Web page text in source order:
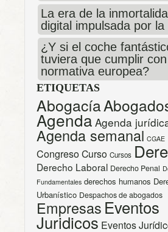
La era de la
digital impulsada por la
¿Y si el coche
tuviera que cumplir
normativa europea?
ETIQUETAS
Abogacía
Agenda Agenda
Agenda semanal CGAE
CongresoCurso Cursos
Derecho Laboral Derecho Penal
Fundamentales derechos humanos
Urbanístico Despachos de abogados
Empresas Eventos
Juridicos Eventos